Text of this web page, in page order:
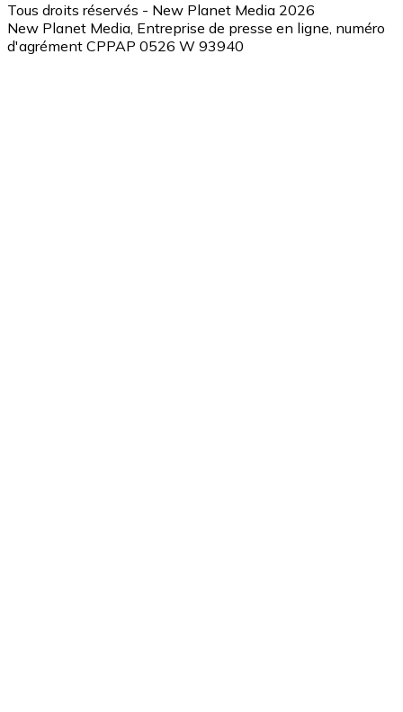
Tous droits réservés - New Planet Media 2026
New Planet Media, Entreprise de presse en ligne, numéro
d'agrément CPPAP 0526 W 93940